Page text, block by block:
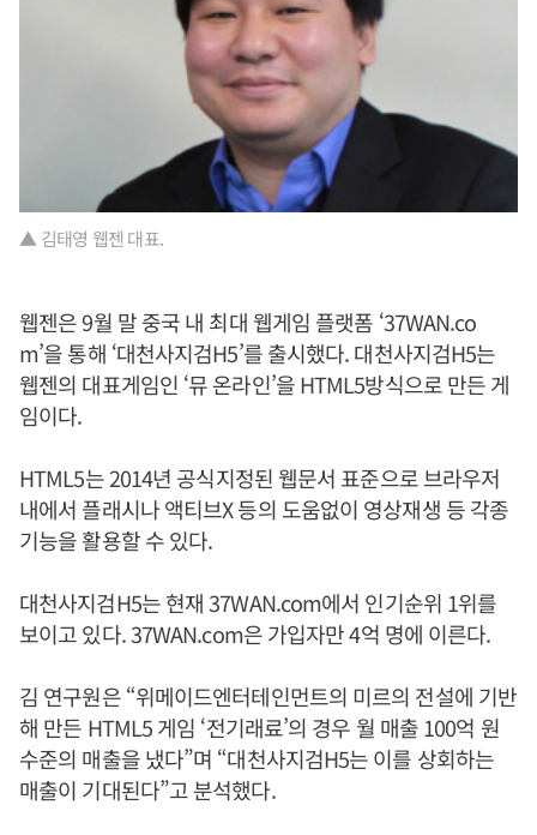
▲ 김태영 웹젠 대표.
웹젠은 9월 말 중국 내 최대 웹게임 플랫폼 ‘37WAN.co
m’을 통해 ‘대천사지검H5’를 출시했다. 대천사지검H5는
웹젠의 대표게임인 ‘뮤 온라인’을 HTML5방식으로 만든 게
임이다.
HTML5는 2014년 공식지정된 웹문서 표준으로 브라우저
내에서 플래시나 액티브X 등의 도움없이 영상재생 등 각종
기능을 활용할 수 있다.
대천사지검H5는 현재 37WAN.com에서 인기순위 1위를
보이고 있다. 37WAN.com은 가입자만 4억 명에 이른다.
김 연구원은 “위메이드엔터테인먼트의 미르의 전설에 기반
해 만든 HTML5 게임 ‘전기래료’의 경우 월 매출 100억 원
수준의 매출을 냈다”며 “대천사지검H5는 이를 상회하는
매출이 기대된다”고 분석했다.